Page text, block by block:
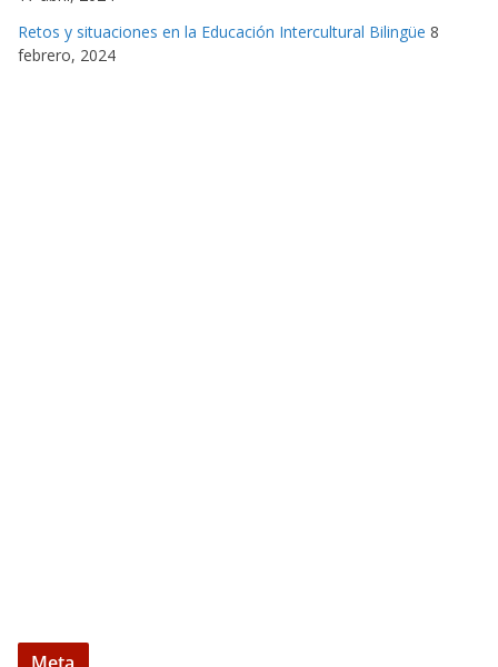
Retos y situaciones en la Educación Intercultural Bilingüe 8
febrero, 2024
Meta